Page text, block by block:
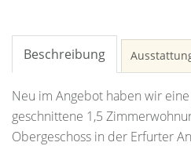
Beschreibung
Neu im Angebot haben wir
geschnittene 1,5
Obergeschoss in der Erfurter